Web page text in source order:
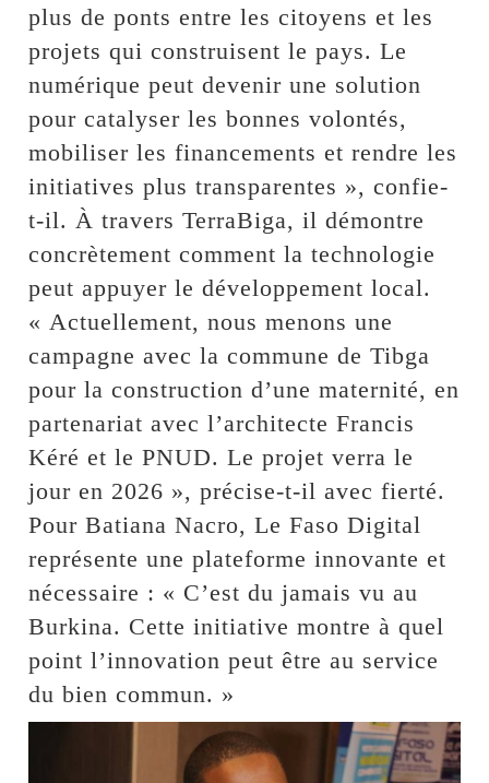
plus de ponts entre les citoyens et les
projets qui construisent le pays. Le
numérique peut devenir une solution
pour catalyser les bonnes volontés,
mobiliser les financements et rendre les
initiatives plus transparentes », confie-
t-il. À travers TerraBiga, il démontre
concrètement comment la technologie
peut appuyer le développement local.
« Actuellement, nous menons une
campagne avec la commune de Tibga
pour la construction d’une maternité, en
partenariat avec l’architecte Francis
Kéré et le PNUD. Le projet verra le
jour en 2026 », précise-t-il avec fierté.
Pour Batiana Nacro, Le Faso Digital
représente une plateforme innovante et
nécessaire : « C’est du jamais vu au
Burkina. Cette initiative montre à quel
point l’innovation peut être au service
du bien commun. »